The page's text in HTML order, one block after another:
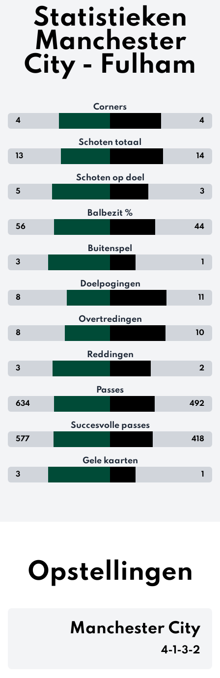
Statistieken
Manchester
City - Fulham
Corners
4 4
Schoten totaal
13 14
Schoten op doel
5 3
Balbezit %
56 44
Buitenspel
3 1
Doelpogingen
8 11
Overtredingen
8 10
Reddingen
3 2
Passes
634 492
Succesvolle passes
577 418
Gele kaarten
3 1
Opstellingen
Manchester City
4-1-3-2